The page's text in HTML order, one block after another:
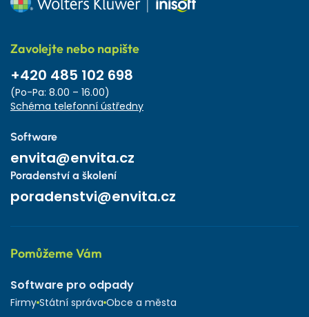
Zavolejte nebo napište
+420 485 102 698
(Po-Pa: 8.00 – 16.00)
Schéma telefonní ústředny
Software
envita@envita.cz
Poradenství a školení
poradenstvi@envita.cz
Pomůžeme Vám
Software pro odpady
Firmy Státní správa Obce a města